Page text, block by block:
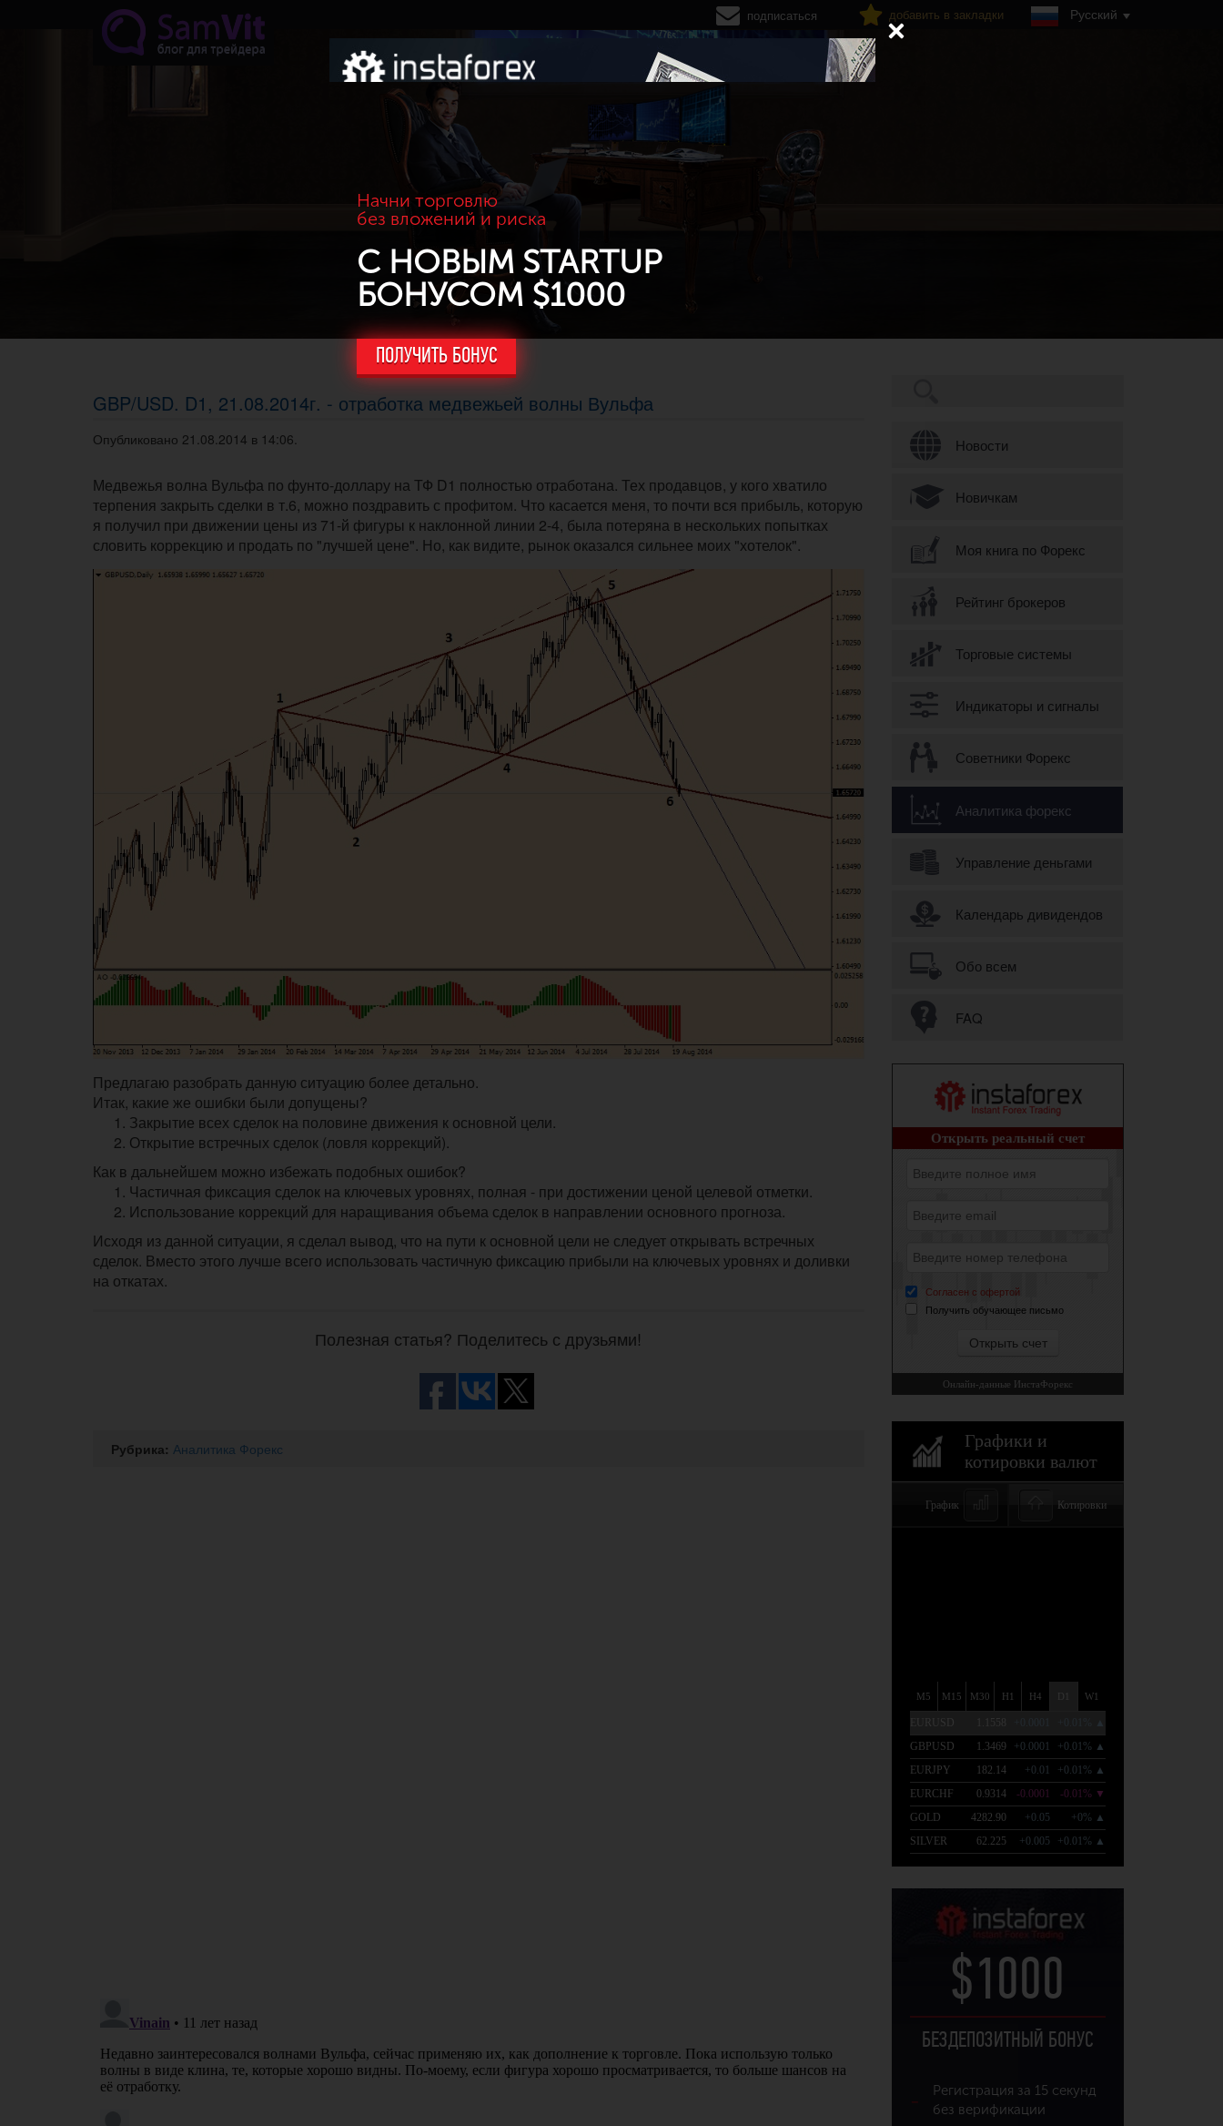
Перейти к основному содержанию
Начни торговлю
без вложений и риска
С НОВЫМ STARTUP
БОНУСОМ $1000
ПОЛУЧИТЬ БОНУС
подписаться добавить в закладки Русский
Новости
Новичкам
Моя книга по Форекс
Рейтинг брокеров
Торговые системы
Индикаторы и сигналы
Советники Форекс
Аналитика форекс
Управление деньгами
Календарь дивидендов
Обо всем
FAQ
$1000
БЕЗДЕПОЗИТНЫЙ БОНУС
Регистрация за 15 секунд
без верификации
GBP/USD. D1, 21.08.2014г. - отработка медвежьей волны Вульфа
Опубликовано 21.08.2014 в 14:06.
Медвежья волна Вульфа по фунто-доллару на ТФ D1 полностью отработана. Тех продавцов, у кого хватило
терпения закрыть сделки в т.6, можно поздравить с профитом. Что касается меня, то почти вся прибыль, которую
я получил при движении цены из 71-й фигуры к наклонной линии 2-4, была потеряна в нескольких попытках
словить коррекцию и продать по "лучшей цене". Но, как видите, рынок оказался сильнее моих "хотелок".
Предлагаю разобрать данную ситуацию более детально.
Итак, какие же ошибки были допущены?
Закрытие всех сделок на половине движения к основной цели.
Открытие встречных сделок (ловля коррекций).
Как в дальнейшем можно избежать подобных ошибок?
Частичная фиксация сделок на ключевых уровнях, полная - при достижении ценой целевой отметки.
Использование коррекций для наращивания объема сделок в направлении основного прогноза.
Исходя из данной ситуации, я сделал вывод, что на пути к основной цели не следует открывать встречных
сделок. Вместо этого лучше всего использовать частичную фиксацию прибыли на ключевых уровнях и доливки
на откатах.
Полезная статья? Поделитесь с друзьями!
Рубрика: Аналитика Форекс